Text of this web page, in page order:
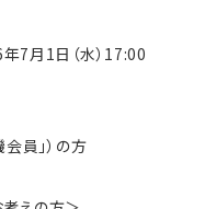
7月1日（水）17:00
員」）の方